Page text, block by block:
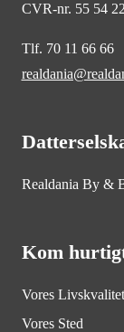
CVR-nr. 55 54
Tlf. 70 11 66 66
Realdania By &
Kom
Vores Livskvalitet
Vores Sted